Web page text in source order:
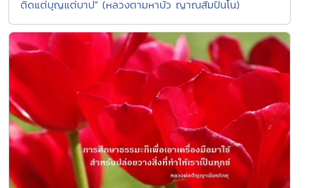
ติดแต่บุญแต่บาป" (หลวงตามหาบัว ญาณสัมปันโน)